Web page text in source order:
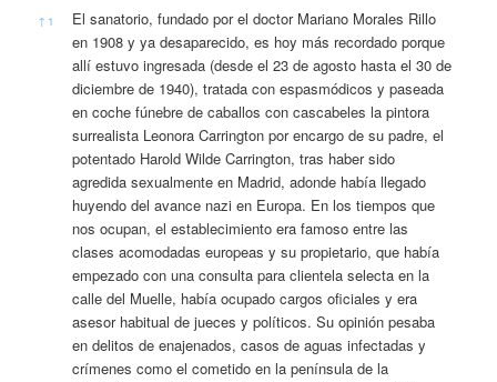
Notas
↑ 1
El sanatorio, fundado por el doctor Mariano Morales Rillo
en 1908 y ya desaparecido, es hoy más recordado porque
allí estuvo ingresada (desde el 23 de agosto hasta el 30 de
diciembre de 1940), tratada con espasmódicos y paseada
en coche fúnebre de caballos con cascabeles la pintora
surrealista Leonora Carrington por encargo de su padre, el
potentado Harold Wilde Carrington, tras haber sido
agredida sexualmente en Madrid, adonde había llegado
huyendo del avance nazi en Europa. En los tiempos que
nos ocupan, el establecimiento era famoso entre las
clases acomodadas europeas y su propietario, que había
empezado con una consulta para clientela selecta en la
calle del Muelle, había ocupado cargos oficiales y era
asesor habitual de jueces y políticos. Su opinión pesaba
en delitos de enajenados, casos de aguas infectadas y
crímenes como el cometido en la península de la